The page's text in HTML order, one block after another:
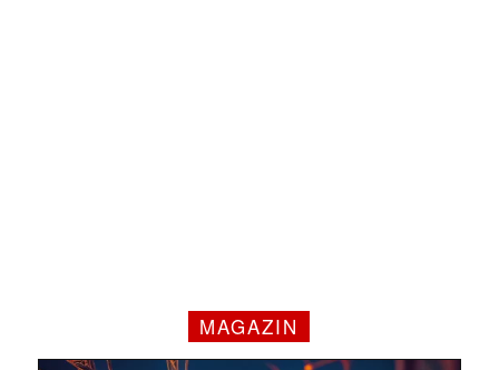
MAGAZIN